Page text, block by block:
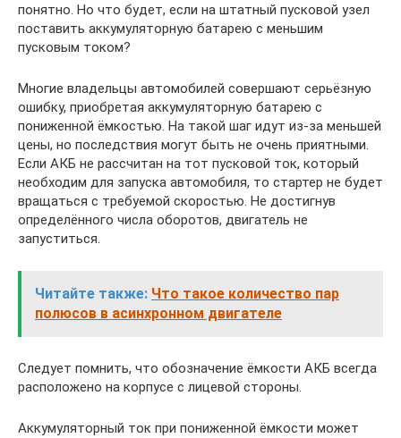
понятно. Но что будет, если на штатный пусковой узел
поставить аккумуляторную батарею с меньшим
пусковым током?
Многие владельцы автомобилей совершают серьёзную
ошибку, приобретая аккумуляторную батарею с
пониженной ёмкостью. На такой шаг идут из-за меньшей
цены, но последствия могут быть не очень приятными.
Если АКБ не рассчитан на тот пусковой ток, который
необходим для запуска автомобиля, то стартер не будет
вращаться с требуемой скоростью. Не достигнув
определённого числа оборотов, двигатель не
запуститься.
Читайте также: Что такое количество пар
полюсов в асинхронном двигателе
Следует помнить, что обозначение ёмкости АКБ всегда
расположено на корпусе с лицевой стороны.
Аккумуляторный ток при пониженной ёмкости может